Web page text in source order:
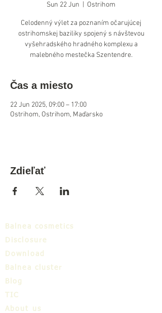
Sun 22 Jun Ostrihom
Celodenný výlet za poznaním očarujúcej
ostrihomskej baziliky spojený s návštevou
vyšehradského hradného komplexu a
malebného mestečka Szentendre.
Čas a miesto
22 Jun 2025, 09:00 – 17:00
Ostrihom, Ostrihom, Maďarsko
Zdieľať
Balnea cosmetics
Disclosure
Download
Balnea cluster
Blog
TIC
About us